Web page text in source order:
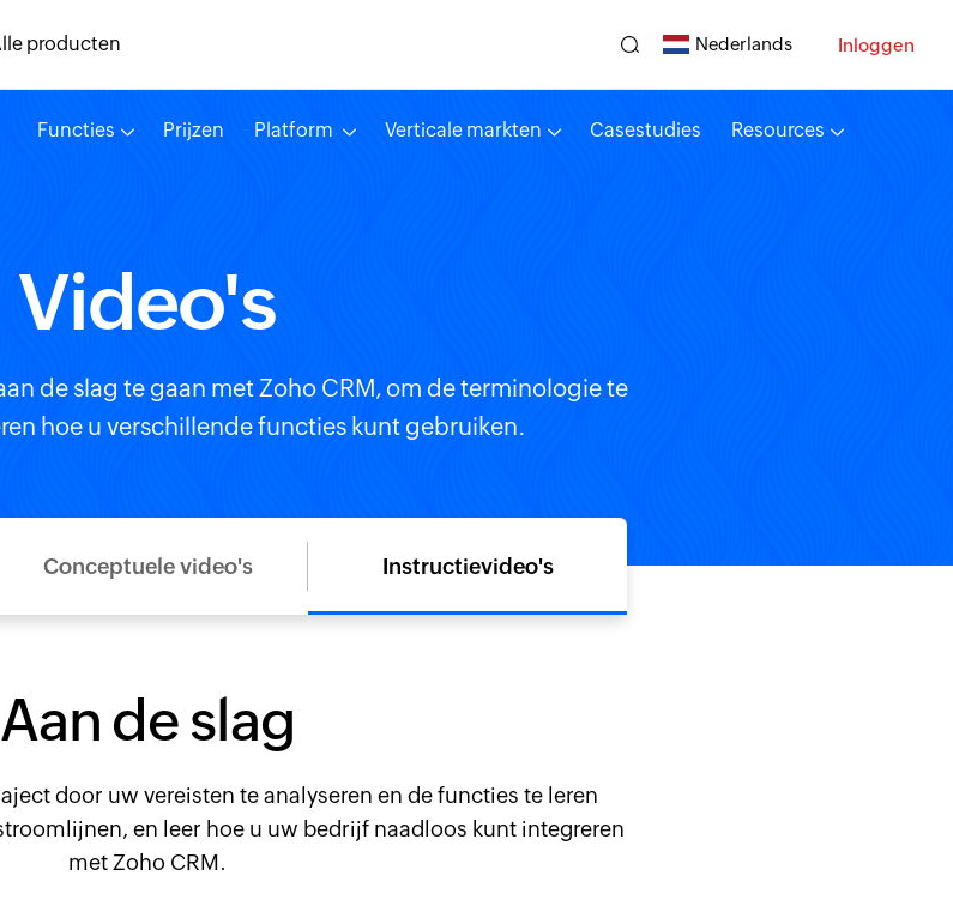
producten Nederlands Inloggen
Functies Prijzen Platform Verticale markten Casestudies Resources
Video's
de slag te gaan met Zoho CRM, om de terminologie te
hoe u verschillende functies kunt gebruiken.
Conceptuele video's Instructievideo's
Aan de slag
door uw vereisten te analyseren en de functies te leren
en leer hoe u uw bedrijf naadloos kunt integreren
met Zoho CRM.